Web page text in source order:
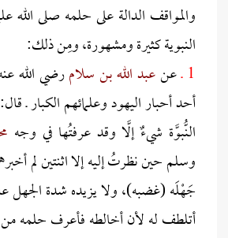
والمواقف الدالة على حلمه صلى الله
النبوية كثيرة ومشهورة، ومِن ذلك:
1 ـ عنعبد الله بن سلامرضي الله
أحد أحبار اليهود وعلمائهم الكبار ـ
النُّبوَّة شيءٌ إلَّا وقد عرفتُها في وجه
وسلم حين نظرتُ إليه إلا اثنتين لم
جَهْلَه (غضبه)، ولا يزيده شدة الجهل
أتلطف له لأن أخالطه فأعرف حلمه